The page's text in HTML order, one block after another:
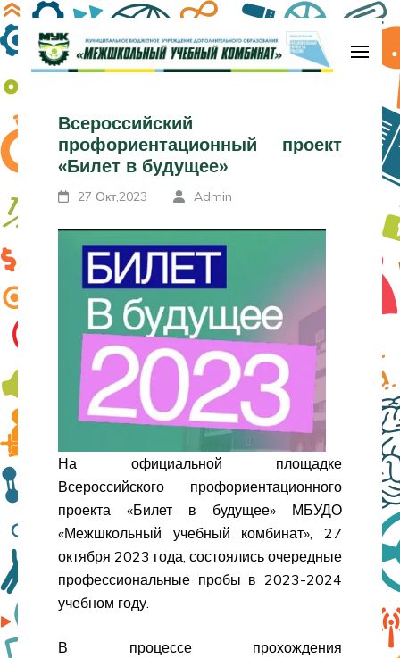
Перейти
к
содержимому
Enter)комбинат»
Всероссийский
профориентационный проект
«Билет в будущее»
27 Окт,2023 Admin
На официальной площадке
Всероссийского профориентационного
проекта «Билет в будущее» МБУДО
«Межшкольный учебный комбинат», 27
октября 2023 года, состоялись очередные
профессиональные пробы в 2023-2024
учебном году.
В процессе прохождения